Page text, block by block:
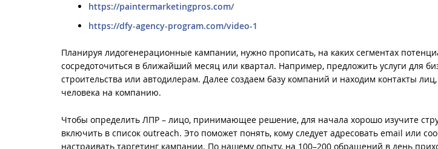
https://paintermarketingpros.com/
https://dfy-agency-program.com/video-1
Планируя лидогенерационные кампании, нужно прописать, на каких сегментах
сосредоточиться в ближайший месяц или квартал. Например, предложить услуги для
строительства или автодилерам. Далее создаем базу компаний и находим контакты
человека на компанию.
Чтобы определить ЛПР – лицо, принимающее решение, для начала хорошо изучите
включить в список outreach. Это поможет понять, кому следует адресовать email или
настраивать таргетинг кампании. По нашему опыту, на 100–200 обращений в день